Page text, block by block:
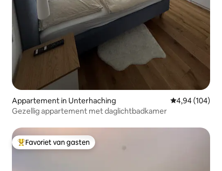
Appartement in Unterhaching Gemiddelde
4,94 (104)
Gezellig appartement met daglichtbadkamer
Topfavoriet van gasten
Favoriet van gasten